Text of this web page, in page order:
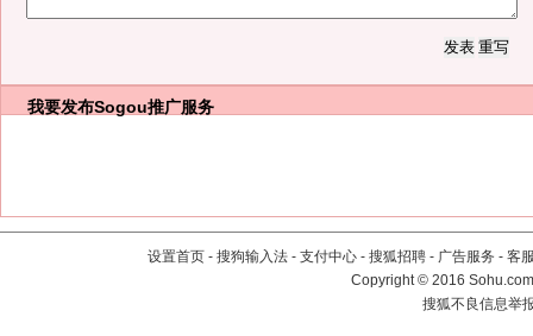
我要发布Sogou推广服务
设置首页 - 搜狗输入法 - 支付中心 - 搜狐招聘 - 广告服务 - 客
Copyright©2016
搜狐不良信息举